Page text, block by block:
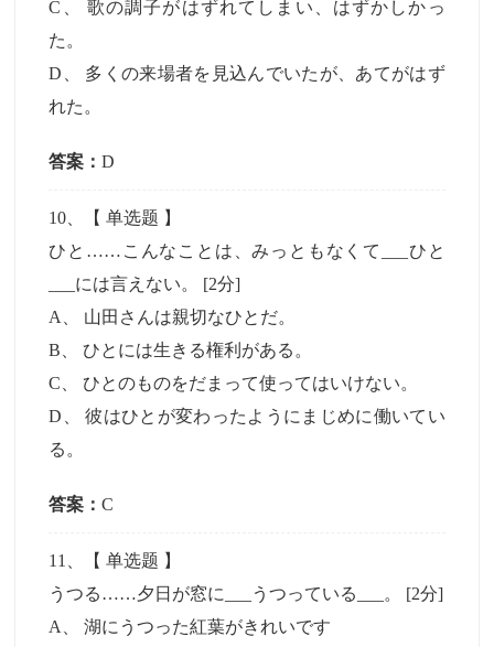
C
歌の調子がはずれてしまい、はずかしかっ
た。
D
多くの来場者を見込んでいたが、あてがはず
れた。
答案：D
10 、【单选题 】
ひと……こんなことは、みっともなくて___ひと
___には言えない。 [2分]
A
山田さんは親切なひとだ。
B
ひとには生きる権利がある。
C
ひとのものをだまって使ってはいけない。
D 、彼はひとが変わったようにまじめに働いてい
る。
答案：C
11 、【单选题 】
うつる……夕日が窓に___うつっている___。 [2分]
A
、湖にうつった紅葉がきれいです